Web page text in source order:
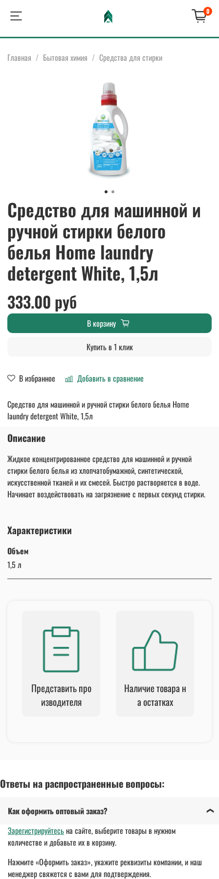
0
Главная Бытовая химия Средства для стирки
Средство для машинной и
ручной стирки белого
белья Home laundry
detergent White, 1,5л
В избранное Добавить в сравнение
333.00 руб
В корзину
Купить в 1 клик
Средство для машинной и ручной стирки белого белья Home
laundry detergent White, 1,5л
Описание
Жидкое концентрированное средство для машинной и ручной
стирки белого белья из хлопчатобумажной, синтетической,
искусственной тканей и их смесей. Быстро растворяется в воде.
Начинает воздействовать на загрязнение с первых секунд стирки.
Характеристики
Объем
1,5 л
Представить про
изводителя
Наличие товара н
а остатках
Ответы на распространенные вопросы:
Как оформить оптовый заказ?
Зарегистрируйтесьна сайте, выберите товары в нужном
количестве и добавьте их в корзину.
Нажмите «Оформить заказ», укажите реквизиты компании, и наш
менеджер свяжется с вами для подтверждения.